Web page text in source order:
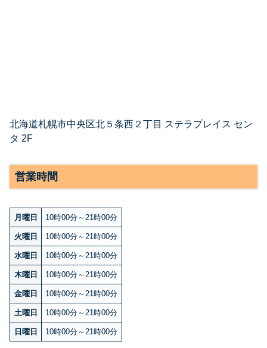
北海道札幌市中央区北５条西２丁目 ステラプレイス セン
タ 2F
営業時間
月曜日 10時00分～21時00分
火曜日 10時00分～21時00分
水曜日 10時00分～21時00分
木曜日 10時00分～21時00分
金曜日 10時00分～21時00分
土曜日 10時00分～21時00分
日曜日 10時00分～21時00分